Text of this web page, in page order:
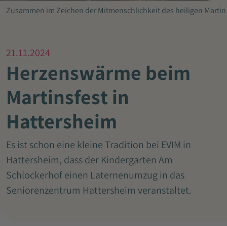
Zusammen im Zeichen der Mitmenschlichkeit des heiligen Martin
21.11.2024
Herzenswärme beim
Martinsfest in
Hattersheim
Es ist schon eine kleine Tradition bei EVIM in
Hattersheim, dass der Kindergarten Am
Schlockerhof einen Laternenumzug in das
Seniorenzentrum Hattersheim veranstaltet.